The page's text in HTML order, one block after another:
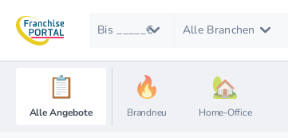
Bis _____€ Alle Branchen
Alle Angebote Brandneu Home-Office